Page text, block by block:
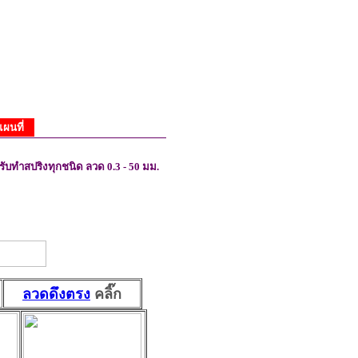
ผนที่
บทำสปริงทุกชนิด ลวด 0.3 - 50 มม.
ลวดดึงตรง คลิ๊ก